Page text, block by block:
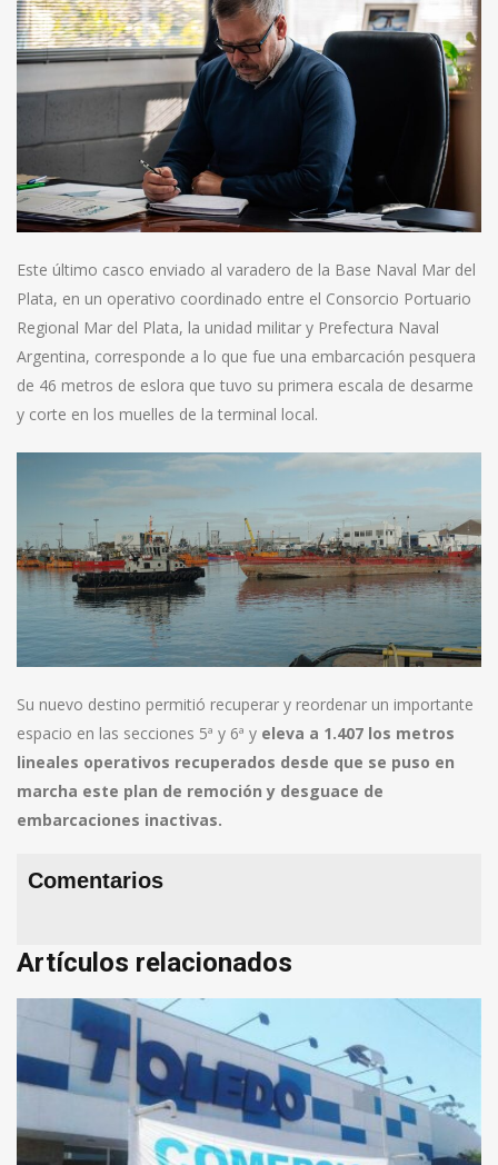
Este último casco enviado al varadero de la Base Naval Mar del
Plata, en un operativo coordinado entre el Consorcio Portuario
Regional Mar del Plata, la unidad militar y Prefectura Naval
Argentina, corresponde a lo que fue una embarcación pesquera
de 46 metros de eslora que tuvo su primera escala de desarme
y corte en los muelles de la terminal local.
Su nuevo destino permitió recuperar y reordenar un importante
espacio en las secciones 5ª y 6ª y eleva a 1.407 los metros
lineales operativos recuperados desde que se puso en
marcha este plan de remoción y desguace de
embarcaciones inactivas.
Comentarios
Artículos relacionados